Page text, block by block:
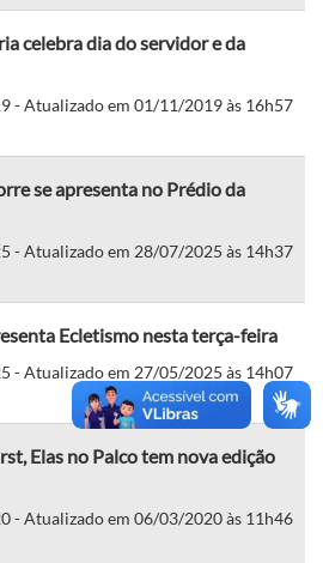
celebra dia do servidor e da
- Atualizado em 01/11/2019 às 16h57
se apresenta no Prédio da
- Atualizado em 28/07/2025 às 14h37
Ecletismo nesta terça-feira
- Atualizado em 27/05/2025 às 14h07
Elas no Palco tem nova edição
- Atualizado em 06/03/2020 às 11h46